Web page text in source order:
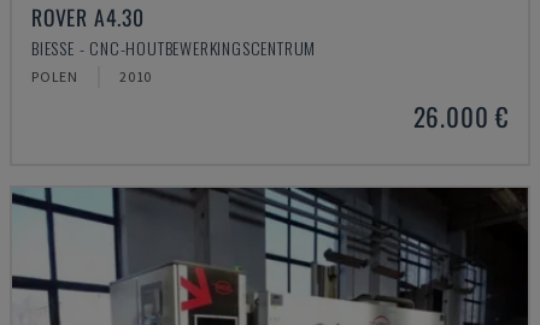
ROVER A4.30
BIESSE - CNC-HOUTBEWERKINGSCENTRUM
POLEN 2010
26.000 €